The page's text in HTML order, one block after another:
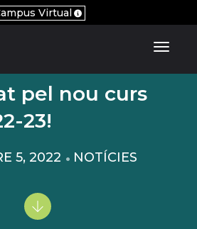
Virtual
pel nou curs
23!
5, 2022 NOTÍCIES